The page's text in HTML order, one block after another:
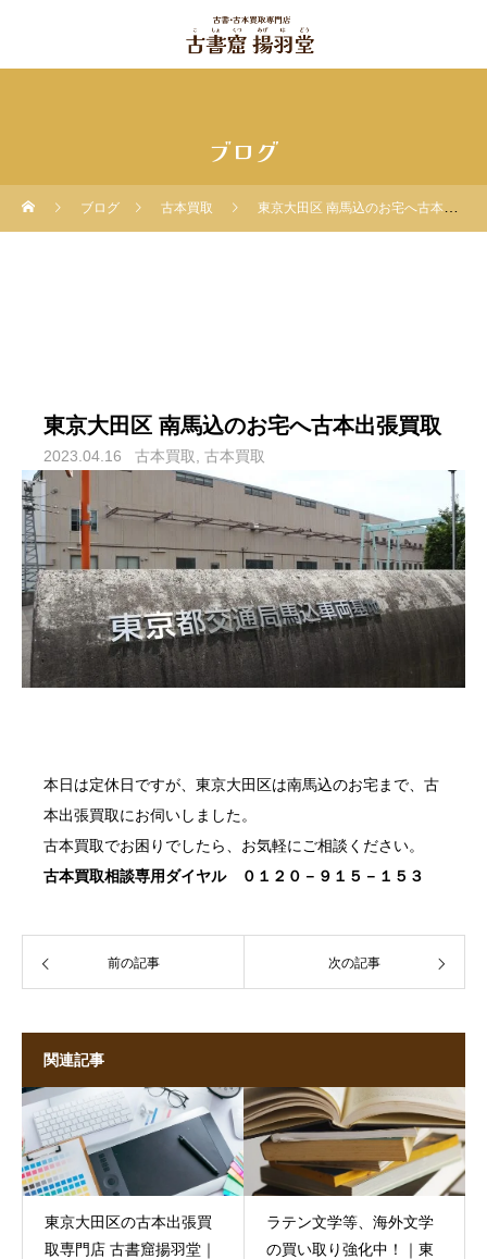
ブログ
ブログ 古本買取 東京大田区 南馬込のお宅へ古本出張買取
東京大田区 南馬込のお宅へ古本出張買取
2023.04.16 古本買取 古本買取
本日は定休日ですが、東京大田区は南馬込のお宅まで、 古
本出張買取にお伺いしました。
古本買取でお困りでしたら、お気軽にご相談ください。
古本買取相談専用ダイヤル ０１２０－９１５－１５３
前の記事 次の記事
関連記事
東京大田区の古本出張買
取専門店 古書窟揚羽堂｜
ラテン文学等、海外文学
の買い取り強化中！｜東